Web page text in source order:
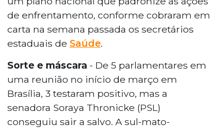
de enfrentamento, conforme cobraram em
carta na semana passada os secretários
estaduais de Saúde.
Sorte e máscara - De 5 parlamentares em
uma reunião no início de março em
Brasília, 3 testaram positivo, mas a
senadora Soraya Thronicke (PSL)
conseguiu sair a salvo. A sul-mato-